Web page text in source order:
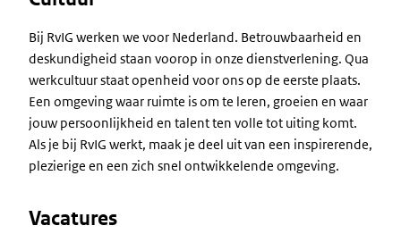
Bij RvIG werken we voor Nederland. Betrouwbaarheid en
deskundigheid staan voorop in onze dienstverlening. Qua
werkcultuur staat openheid voor ons op de eerste plaats.
Een omgeving waar ruimte is om te leren, groeien en waar
jouw persoonlijkheid en talent ten volle tot uiting komt.
Als je bij RvIG werkt, maak je deel uit van een inspirerende,
plezierige en een zich snel ontwikkelende omgeving.
Vacatures